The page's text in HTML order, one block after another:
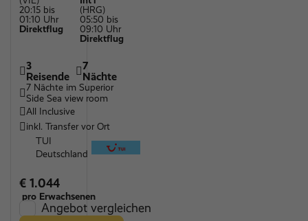
20:15 bis
01:10 Uhr
Direktflug
(HRG)
05:50 bis
09:10 Uhr
Direktflug
3
Reisende
7
Nächte
7 Nächte im Superior
Side Sea view room
All Inclusive
inkl. Transfer vor Ort
TUI
Deutschland
€ 1.044
pro Erwachsenen
Angebot vergleichen